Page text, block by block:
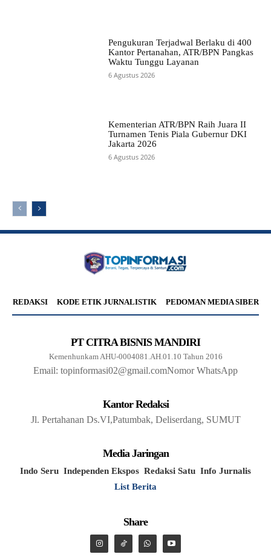
Pengukuran Terjadwal Berlaku di 400
Kantor Pertanahan, ATR/BPN Pangkas
Waktu Tunggu Layanan
6 Agustus 2026
Kementerian ATR/BPN Raih Juara II
Turnamen Tenis Piala Gubernur DKI
Jakarta 2026
6 Agustus 2026
REDAKSI KODE ETIK JURNALISTIK PEDOMAN MEDIA SIBER
PT CITRA BISNIS MANDIRI
Kemenhunkam AHU-0004081.AH.01.10 Tahun 2016
Email: topinformasi02@gmail.comNomor WhatsApp
Kantor Redaksi
Jl. Pertahanan Ds.VI,Patumbak, Deliserdang, SUMUT
Media Jaringan
Indo Seru Independen Ekspos Redaksi Satu Info Jurnalis
List Berita
Share